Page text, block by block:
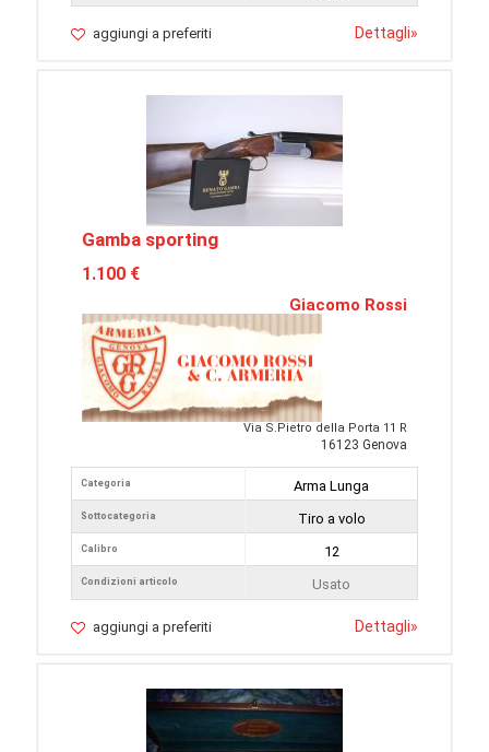
aggiungi a preferiti Dettagli»
Gamba sporting
1.100 €
Giacomo Rossi
Via S.Pietro della Porta 11 R
16123 Genova
Categoria
Sottocategoria
Calibro
Condizioni articolo
Arma Lunga
Tiro a volo
12
Usato
aggiungi a preferiti Dettagli»